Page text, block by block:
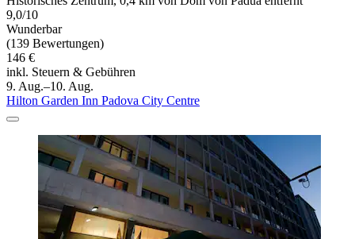
9,0/10
Wunderbar
(139 Bewertungen)
146 €
inkl. Steuern & Gebühren
9. Aug.–10. Aug.
Hilton Garden Inn Padova City Centre